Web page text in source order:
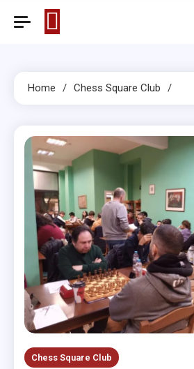
Home Chess Square Club
Chess Square Club